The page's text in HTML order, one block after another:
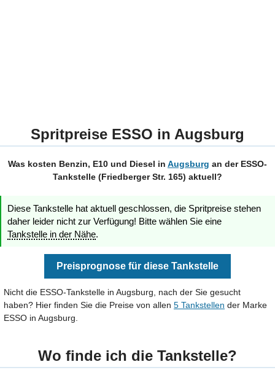
Spritpreise ESSO in Augsburg
Was kosten Benzin, E10 und Diesel in Augsburg an der ESSO-
Tankstelle (Friedberger Str. 165) aktuell?
Diese Tankstelle hat aktuell geschlossen, die Spritpreise stehen
daher leider nicht zur Verfügung! Bitte wählen Sie eine
Tankstelle in der Nähe.
Preisprognose für diese Tankstelle
Nicht die ESSO-Tankstelle in Augsburg, nach der Sie gesucht
haben? Hier finden Sie die Preise von allen 5 Tankstellen der Marke
ESSO in Augsburg.
Wo finde ich die Tankstelle?